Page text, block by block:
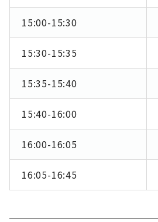
15:00-15:30
15:30-15:35
15:35-15:40
15:40-16:00
16:00-16:05
16:05-16:45